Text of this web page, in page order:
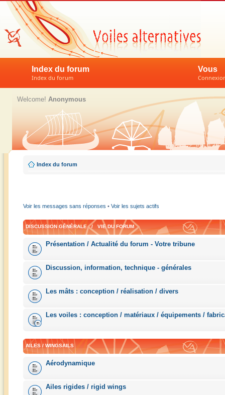
Index du forum
Index du forum
Vous
Welcome! Anonymous
Index du forum
Voir les messages sans réponses • Voir les sujets actifs
DISCUSSION GÉNÉRALE / VIE DU FORUM
Présentation / Actualité du forum - Votre tribune
Discussion, information, technique - générales
Les mâts : conception / réalisation / divers
Les voiles : conception / matériaux / équipements /
AILES / WINGSAILS
Aérodynamique
Ailes rigides / rigid wings